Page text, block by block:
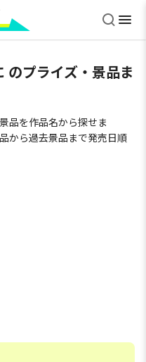
のプライズ・景品ま
品を作品名から探せま
から過去景品まで発売日順